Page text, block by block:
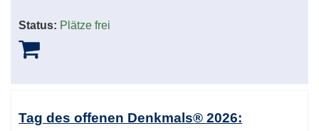
Status: Plätze frei
Tag des offenen Denkmals® 2026: